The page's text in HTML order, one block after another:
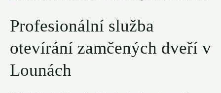
Profesionální služba
otevírání zamčených dveří v
Lounách